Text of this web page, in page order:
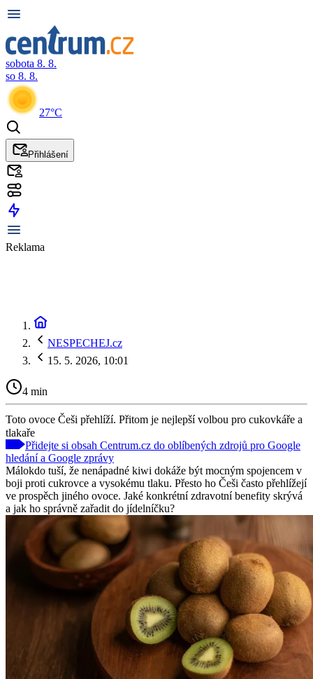
sobota 8. 8.
so 8. 8.
27°C
Přihlášení
Reklama
NESPECHEJ.cz
15. 5. 2026, 10:01
4 min
Toto ovoce Češi přehlíží. Přitom je nejlepší volbou pro cukovkáře a
tlakaře
Přidejte si obsah Centrum.cz do oblíbených zdrojů pro Google
hledání a Google zprávy
Málokdo tuší, že nenápadné kiwi dokáže být mocným spojencem v
boji proti cukrovce a vysokému tlaku. Přesto ho Češi často přehlížejí
ve prospěch jiného ovoce. Jaké konkrétní zdravotní benefity skrývá
a jak ho správně zařadit do jídelníčku?